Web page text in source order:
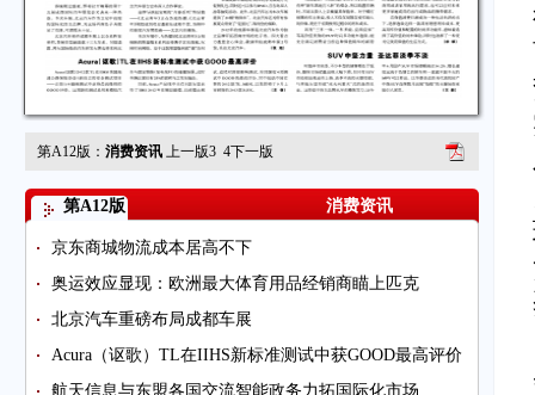
第A12版： 消费资讯 上一版3 4下一版
第A12版 消费资讯
京东商城物流成本居高不下
奥运效应显现：欧洲最大体育用品经销商瞄上匹克
北京汽车重磅布局成都车展
Acura（讴歌）TL在IIHS新标准测试中获GOOD最高评价
航天信息与东盟各国交流智能政务力拓国际化市场